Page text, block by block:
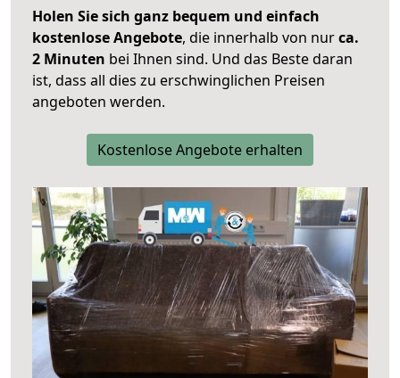
Holen Sie sich ganz bequem und einfach
kostenlose Angebote, die innerhalb von nurca.
2 Minuten bei Ihnen sind. Und das Beste daran
ist, dass all dies zu erschwinglichen Preisen
angeboten werden.
Kostenlose Angebote erhalten